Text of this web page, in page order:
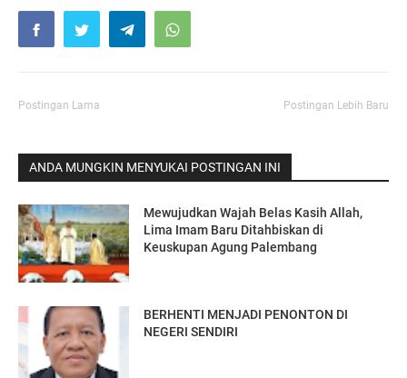
Postingan Lama Postingan Lebih Baru
ANDA MUNGKIN MENYUKAI POSTINGAN INI
Mewujudkan Wajah Belas Kasih Allah,
Lima Imam Baru Ditahbiskan di
Keuskupan Agung Palembang
BERHENTI MENJADI PENONTON DI
NEGERI SENDIRI